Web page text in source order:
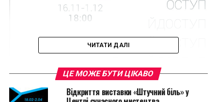
ЧИТАТИ ДАЛІ
ЦЕ МОЖЕ БУТИ ЦІКАВО
Відкриття виставки «Штучний біль» у